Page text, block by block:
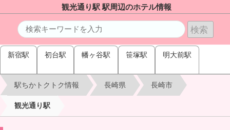
観光通り駅 駅周辺のホテル情報
新宿駅 初台駅 幡ヶ谷駅 笹塚駅 明大前駅
駅ちかトクトク情報 長崎県 長崎市
観光通り駅